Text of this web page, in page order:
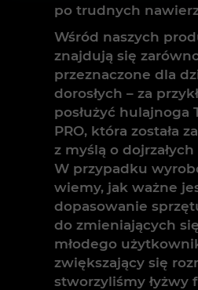
po trudnych
Wśród naszych
znajdują się
przeznaczone dla
dorosłych – za
posłużyć hulajnoga
PRO, która została
z myślą o
W przypadku
wiemy, jak ważne
dopasowanie
do zmieniających
młodego
zwiększający się
stworzyliśmy łyżwy